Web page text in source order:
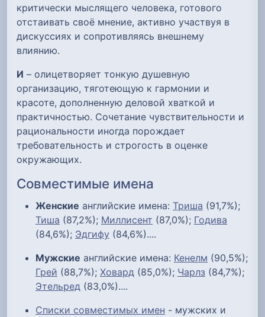
критически мыслящего человека, готового
отстаивать своё мнение, активно участвуя в
дискуссиях и сопротивляясь внешнему
влиянию.
И – олицетворяет тонкую душевную
организацию, тяготеющую к гармонии и
красоте, дополненную деловой хваткой и
практичностью. Сочетание чувствительности и
рациональности иногда порождает
требовательность и строгость в оценке
окружающих.
Совместимые имена
Женские английские имена: Триша (91,7%);
Тиша (87,2%); Миллисент (87,0%); Годива
(84,6%); Эдгифу (84,6%)....
Мужские английские имена: Кенелм (90,5%);
Грей (88,7%); Ховард (85,0%); Чарлз (84,7%);
Этельред (83,0%)....
Списки совместимых имен - мужских и